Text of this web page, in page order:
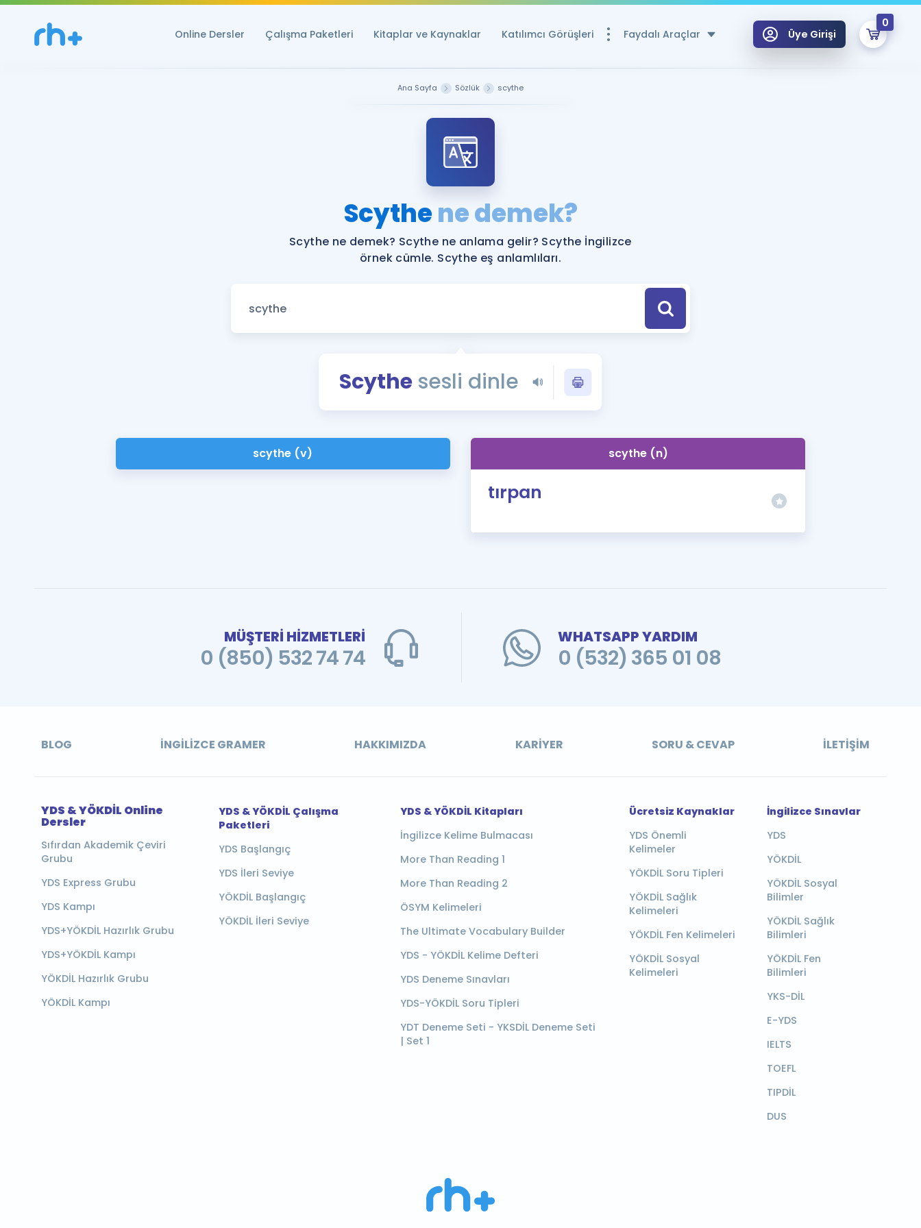
Online Dersler Çalışma Paketleri Kitaplar ve Kaynaklar Katılımcı Görüşleri Faydalı Araçlar
YDS ve YÖKDİL Puan Hesaplama Aracı
Rehberlik Aracı
YDS ve YÖKDİL'e Hazırlananlar için Öneriler
Tüm ÖSYM Sınavları Tek Takvimde
YDS - YÖKDİL Tüm Sınavlarla İlgili Haberler
İngilizce Gramer
Üye Girişi
0
Ana Sayfa Sözlük scythe
Scythene demek?
Scythe ne demek? Scythe ne anlama gelir? Scythe İngilizce
örnek cümle. Scythe eş anlamlıları.
Scythe sesli dinle
scythe (v) scythe (n)
tırpan
MÜŞTERİ HİZMETLERİ
0 (850) 532 74 74
WHATSAPP YARDIM
0 (532) 365 01 08
BLOG İNGILIZCE GRAMER HAKKIMIZDA KARIYER SORU & CEVAP İLETIŞIM
YDS & YÖKDİL Online
Dersler
Sıfırdan Akademik Çeviri
Grubu
YDS Express Grubu
YDS Kampı
YDS+YÖKDİL Hazırlık Grubu
YDS+YÖKDİL Kampı
YÖKDİL Hazırlık Grubu
YÖKDİL Kampı
YDS & YÖKDİL Çalışma
Paketleri
YDS Başlangıç
YDS İleri Seviye
YÖKDİL Başlangıç
YÖKDİL İleri Seviye
YDS & YÖKDİL Kitapları
İngilizce Kelime Bulmacası
More Than Reading 1
More Than Reading 2
ÖSYM Kelimeleri
The Ultimate Vocabulary Builder
YDS - YÖKDİL Kelime Defteri
YDS Deneme Sınavları
YDS-YÖKDİL Soru Tipleri
YDT Deneme Seti - YKSDİL Deneme Seti
| Set 1
Ücretsiz Kaynaklar
YDS Önemli
Kelimeler
YÖKDİL Soru Tipleri
YÖKDİL Sağlık
Kelimeleri
YÖKDİL Fen Kelimeleri
YÖKDİL Sosyal
Kelimeleri
İngilizce Sınavlar
YDS
YÖKDİL
YÖKDİL Sosyal
Bilimler
YÖKDİL Sağlık
Bilimleri
YÖKDİL Fen
Bilimleri
YKS-DİL
E-YDS
IELTS
TOEFL
TIPDİL
DUS